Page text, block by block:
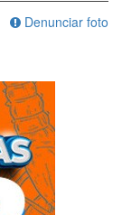
Denunciar foto